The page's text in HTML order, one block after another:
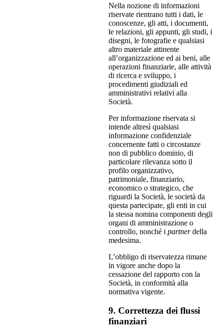
Nella nozione di informazioni
riservate rientrano tutti i dati, le
conoscenze, gli atti, i documenti,
le relazioni, gli appunti, gli studi, i
disegni, le fotografie e qualsiasi
altro materiale attinente
all’organizzazione ed ai beni, alle
operazioni finanziarie, alle attività
di ricerca e sviluppo, i
procedimenti giudiziali ed
amministrativi relativi alla
Società.
Per informazione riservata si
intende altresì qualsiasi
informazione confidenziale
concernente fatti o circostanze
non di pubblico dominio, di
particolare rilevanza sotto il
profilo organizzativo,
patrimoniale, finanziario,
economico o strategico, che
riguardi la Società, le società da
questa partecipate, gli enti in cui
la stessa nomina componenti degli
organi di amministrazione o
controllo, nonché i partnerdella
medesima.
L’obbligo di riservatezza rimane
in vigore anche dopo la
cessazione del rapporto con la
Società, in conformità alla
normativa vigente.
9. Correttezza dei flussi
finanziari